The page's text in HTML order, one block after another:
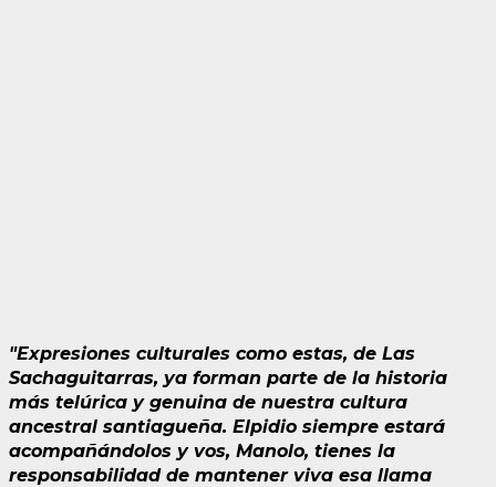
"Expresiones culturales como estas, de Las
Sachaguitarras, ya forman parte de la historia
más telúrica y genuina de nuestra cultura
ancestral santiagueña. Elpidio siempre estará
acompañándolos y vos, Manolo, tienes la
responsabilidad de mantener viva esa llama